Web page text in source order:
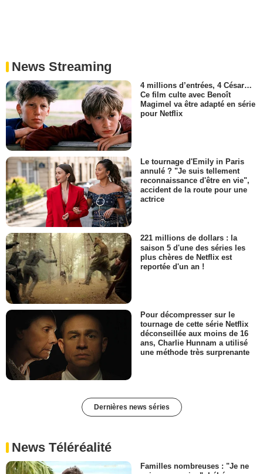
News Streaming
4 millions d’entrées, 4 César…
Ce film culte avec Benoît
Magimel va être adapté en série
pour Netflix
Le tournage d'Emily in Paris
annulé ? "Je suis tellement
reconnaissance d'être en vie",
accident de la route pour une
actrice
221 millions de dollars : la
saison 5 d'une des séries les
plus chères de Netflix est
reportée d'un an !
Pour décompresser sur le
tournage de cette série Netflix
déconseillée aux moins de 16
ans, Charlie Hunnam a utilisé
une méthode très surprenante
Dernières news séries
News Téléréalité
Familles nombreuses : "Je ne